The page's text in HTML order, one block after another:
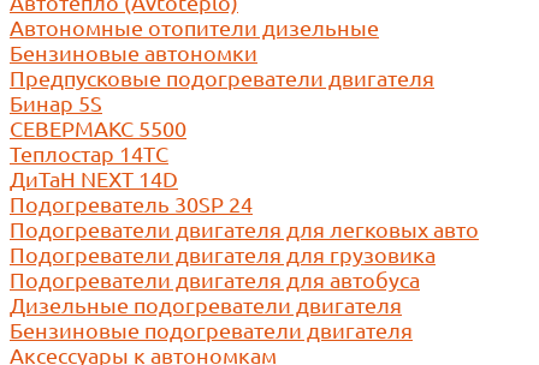
Автономные отопители дизельные
Бензиновые автономки
Предпусковые подогреватели двигателя
Бинар 5S
СЕВЕРМАКС 5500
Теплостар 14ТС
ДиТаН NEXT 14D
Подогреватель 30SP 24
Подогреватели двигателя для легковых авто
Подогреватели двигателя для грузовика
Подогреватели двигателя для автобуса
Дизельные подогреватели двигателя
Бензиновые подогреватели двигателя
Аксессуары к автономкам